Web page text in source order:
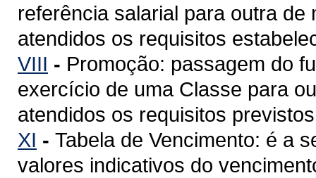
referência salarial para outra
atendidos os requisitos
VIII - Promoção: passagem do
exercício de uma Classe para
atendidos os requisitos
XI - Tabela de Vencimento: é a
valores indicativos do